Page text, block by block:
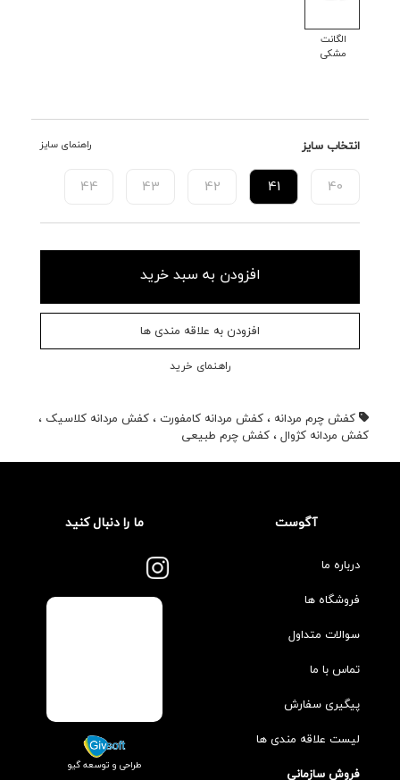
الگانت
مشکی
انتخاب سایز راهنمای سایز
40
41
42
43
44
افزودن به سبد خرید
افزودن به علاقه مندی ها
راهنمای خرید
کفش چرم مردانه ، کفش مردانه کامفورت، کفش مردانه کلاسیک ،
کفش مردانه کژوال، کفش چرم طبیعی
آگوست
درباره ما
فروشگاه ها
سوالات متداول
تماس با ما
پیگیری سفارش
لیست علاقه مندی ها
فروش سازمانی
ما را دنبال کنید
طراحی و توسعه گیو